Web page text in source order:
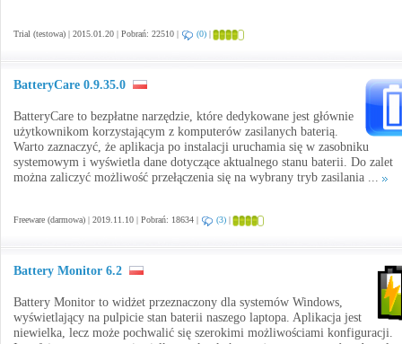
Trial (testowa) | 2015.01.20 | Pobrań: 22510 | (0) |
BatteryCare 0.9.35.0
BatteryCare to bezpłatne narzędzie, które dedykowane jest głównie
użytkownikom korzystającym z komputerów zasilanych baterią.
Warto zaznaczyć, że aplikacja po instalacji uruchamia się w zasobniku
systemowym i wyświetla dane dotyczące aktualnego stanu baterii. Do zalet
można zaliczyć możliwość przełączenia się na wybrany tryb zasilania ...
Freeware (darmowa) | 2019.11.10 | Pobrań: 18634 | (3) |
Battery Monitor 6.2
Battery Monitor to widżet przeznaczony dla systemów Windows,
wyświetlający na pulpicie stan baterii naszego laptopa. Aplikacja jest
niewielka, lecz może pochwalić się szerokimi możliwościami konfiguracji.